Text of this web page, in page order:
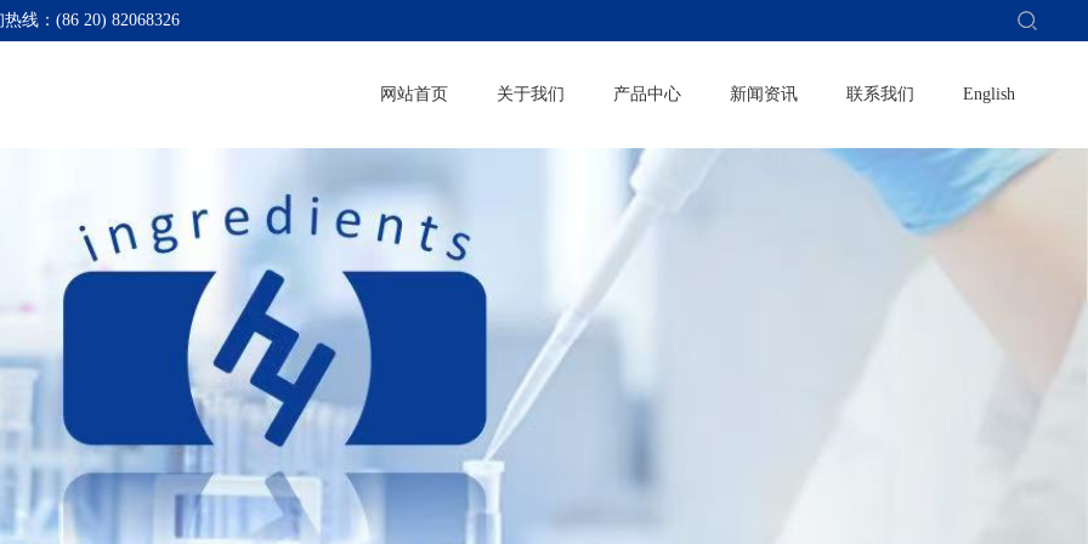
热线：(86 20) 82068326
网站首页 关于我们 产品中心 新闻资讯 联系我们 English